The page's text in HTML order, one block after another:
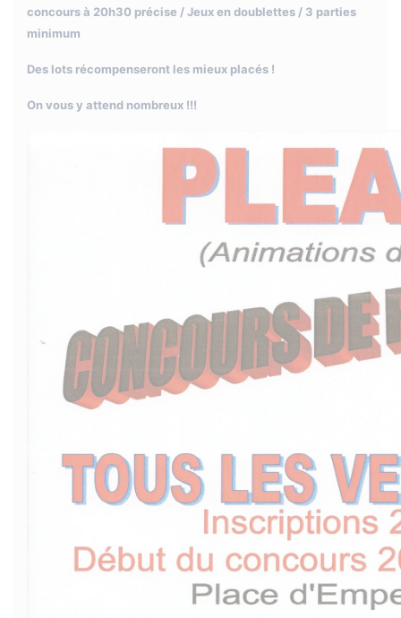
concours à 20h30 précise / Jeux en doublettes / 3 parties
minimum
Des lots récompenseront les mieux placés !
On vous y attend nombreux !!!